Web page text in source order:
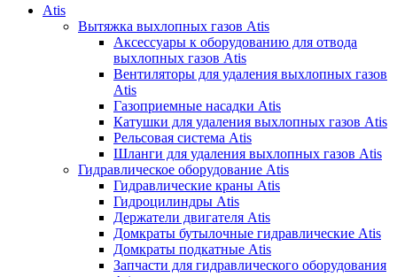
Atis
Вытяжка выхлопных газов Atis
Аксессуары к оборудованию для отвода
выхлопных газов Atis
Вентиляторы для удаления выхлопных газов
Atis
Газоприемные насадки Atis
Катушки для удаления выхлопных газов Atis
Рельсовая система Atis
Шланги для удаления выхлопных газов Atis
Гидравлическое оборудование Atis
Гидравлические краны Atis
Гидроцилиндры Atis
Держатели двигателя Atis
Домкраты бутылочные гидравлические Atis
Домкраты подкатные Atis
Запчасти для гидравлического оборудования